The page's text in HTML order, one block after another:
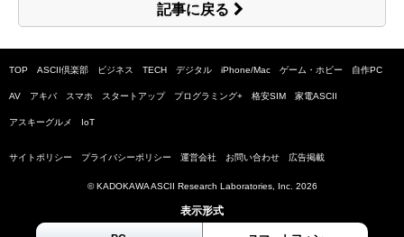
記事に戻る
TOP ASCII倶楽部 ビジネス TECH デジタル iPhone/Mac ゲーム・ホビー 自作PC
AV アキバ スマホ スタートアップ プログラミング+ 格安SIM 家電ASCII
アスキーグルメ IoT
サイトポリシー プライバシーポリシー 運営会社 お問い合わせ 広告掲載
© KADOKAWA ASCII Research Laboratories, Inc. 2026
表示形式